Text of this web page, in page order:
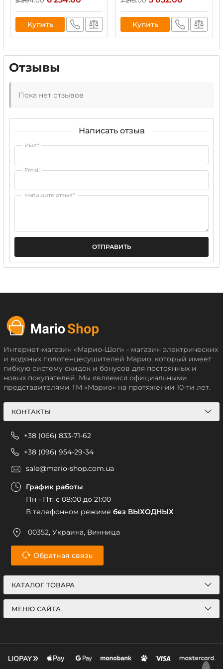
Купить Купить
Отзывы
Пока нет отзывов
Написать отзыв
Имя*
Email
Напишите отзыв*
ОТПРАВИТЬ
Интернет-магазин «Марио-Шоп» - магазин электрических
и водяных полотенцесушителей Марио, который имеет
гибкую систему скидок и бонусов для постоянных и
новых покупателей. Мы являемся официальными
представителями ТМ «Марио» на протяжении 10-ти лет.
КОНТАКТЫ
+38 (066) 833-71-62
+38 (096) 954-29-34
sale@mario-shop.com.ua
График работы
Пн - Пт: с 08:00 до 21:00
В телефонном режиме без ВЫХОДНЫХ
00352, Украина, Винница
Обратная связь
КАТАЛОГ ТОВАРА
МЕНЮ САЙТА